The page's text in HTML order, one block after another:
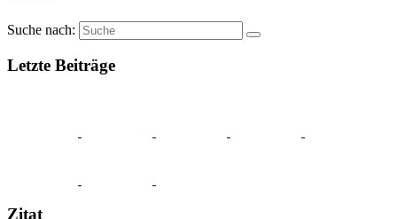
Suche nach:
Letzte Beiträge
Zitat